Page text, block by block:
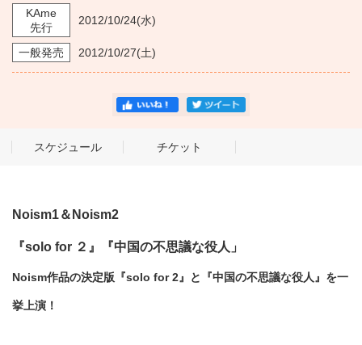
KAme
先行
2012/10/24(水)
一般発売 2012/10/27(土)
スケジュール チケット
Noism1＆Noism2
『solo for ２』『中国の不思議な役人」
Noism作品の決定版『solo for 2』と『中国の不思議な役人』を一
挙上演！